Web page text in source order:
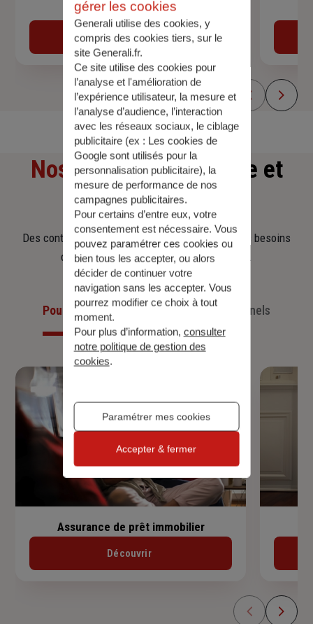
Devis assurance auto
Obtenir une estimation
Nos offresd'assurance et
d'épargne
Des contrats clairs et flexibles pour sécuriser vos besoins
d’aujourd’hui et anticiper ceux de demain.
Pour les particuliers Pour les professionnels
Assurance de prêt immobilier
Découvrir
gérer les cookies
Generali utilise des cookies, y
compris des cookies tiers, sur le
site Generali.fr.
Ce site utilise des cookies pour
l’analyse et l'amélioration de
l’expérience utilisateur, la mesure et
l’analyse d’audience, l’interaction
avec les réseaux sociaux, le ciblage
publicitaire (ex : Les cookies de
Google sont utilisés pour la
personnalisation publicitaire), la
mesure de performance de nos
campagnes publicitaires.
Pour certains d’entre eux, votre
consentement est nécessaire. Vous
pouvez paramétrer ces cookies ou
bien tous les accepter, ou alors
décider de continuer votre
navigation sans les accepter. Vous
pourrez modifier ce choix à tout
moment.
Pour plus d’information, consulter
notre politique de gestion des
cookies.
Paramétrer mes cookies
Accepter & fermer